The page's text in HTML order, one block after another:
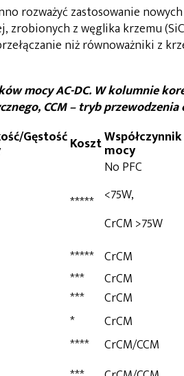
rozważyć zastosowanie nowych
z węglika krzemu
niż równoważniki z
mocy AC-DC. W kolumnie
CCM – tryb przewodzenia
GęstośćKosztWspółczynnik
mocy
*****
No PFC
<75W,
CrCM >75W
***** CrCM
***
CrCM
***
CrCM
* CrCM
****
CrCM/CCM